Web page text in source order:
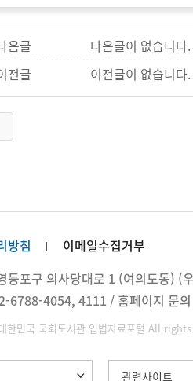
음글
다음글이 없습니다.
전글
이전글이 없습니다.
방침
이메일수집거부
등포구 의사당대로 1 (여의도동) (
6788-4054, 4111 / 홈페이지
민국 국회도서관 입법자료포털 All
관련사이트